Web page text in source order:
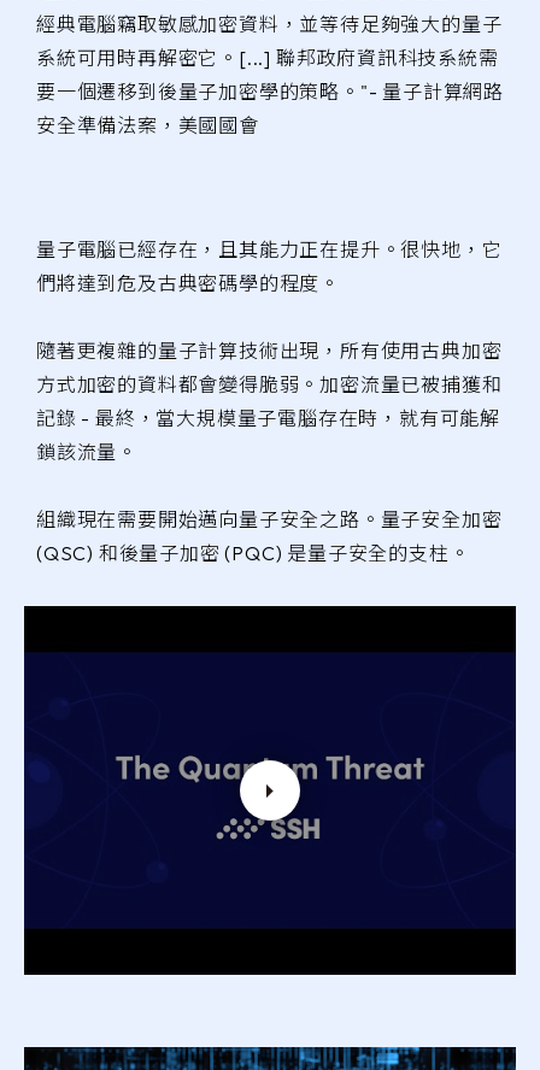
經典電腦竊取敏感加密資料，並等待足夠強大的量子
系統可用時再解密它。[...] 聯邦政府資訊科技系統需
要一個遷移到後量子加密學的策略。"- 量子計算網路
安全準備法案，美國國會
量子電腦已經存在，且其能力正在提升。很快地，它
們將達到危及古典密碼學的程度。
隨著更複雜的量子計算技術出現，所有使用古典加密
方式加密的資料都會變得脆弱。加密流量已被捕獲和
記錄 - 最終，當大規模量子電腦存在時，就有可能解
鎖該流量。
組織現在需要開始邁向量子安全之路。量子安全加密
(QSC) 和後量子加密 (PQC) 是量子安全的支柱。